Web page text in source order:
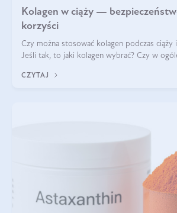
Kolagen w ciąży —
korzyści
Czy można stosować kolagen podczas ciąży
Jeśli tak, to jaki kolagen wybrać? Czy w
CZYTAJ